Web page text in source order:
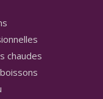
chaudes